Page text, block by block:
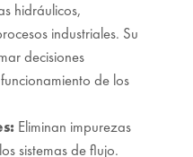
hidráulicos,
industriales. Su
decisiones
de los
Eliminan impurezas
sistemas de flujo.